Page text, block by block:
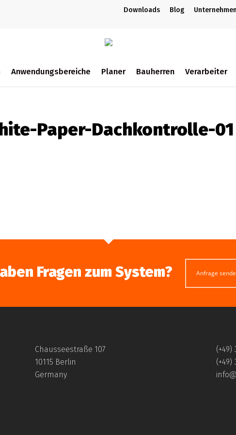
Downloads Blog Unternehmen
Anwendungsbereiche Planer Bauherren Verarbeiter
Paper-Dachkontrolle-01
Fragen zum System? Anfrage
Chausseestraße 107
10115 Berlin
Germany
(+49)
(+49)